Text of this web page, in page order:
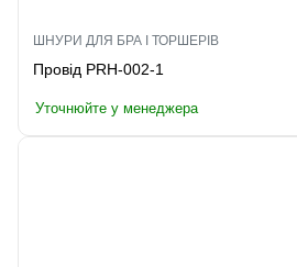
ШНУРИ ДЛЯ БРА І ТОРШЕРІВ
Провід PRH-002-1
Уточнюйте у менеджера